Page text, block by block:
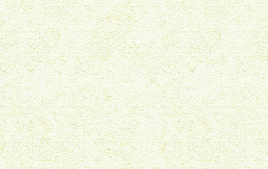
多肉植物
ミニ観葉植物
バンダ
蘭